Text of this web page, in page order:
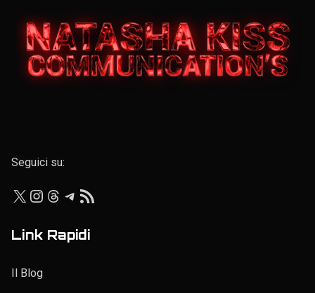
Elenco personale
Seguici su:
X Instagram
Threads
Telegram
Link Rapidi
Il Blog